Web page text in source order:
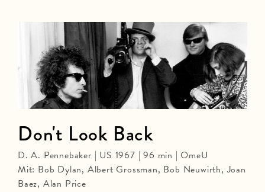
Don't Look Back
D. A. Pennebaker | US 1967 | 96 min | OmeU
Mit: Bob Dylan, Albert Grossman, Bob Neuwirth, Joan
Baez, Alan Price